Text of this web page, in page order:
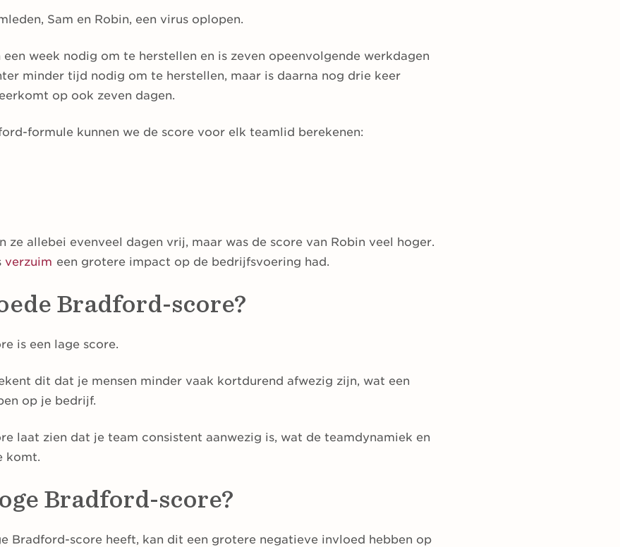
Sam en Robin, een virus oplopen.
week nodig om te herstellen en is zeven opeenvolgende werkdagen
minder tijd nodig om te herstellen, maar is daarna nog drie keer
op ook zeven dagen.
formule kunnen we de score voor elk teamlid berekenen:
ze allebei evenveel dagen vrij, maar was de score van Robin veel hoger.
verzuim een grotere impact op de bedrijfsvoering had.
Bradford-score?
is een lage score.
dit dat je mensen minder vaak kortdurend afwezig zijn, wat een
op je bedrijf.
laat zien dat je team consistent aanwezig is, wat de teamdynamiek en
komt.
Bradford-score?
Bradford-score heeft, kan dit een grotere negatieve invloed hebben op